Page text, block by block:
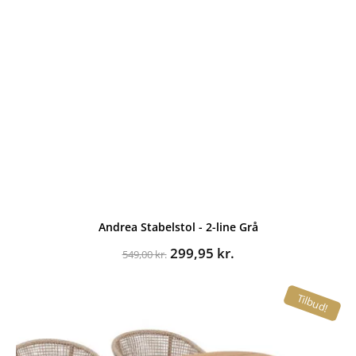
Andrea Stabelstol - 2-line Grå
549,00kr. Den
299,95 kr.Den
299,95 kr..
Tilbud!